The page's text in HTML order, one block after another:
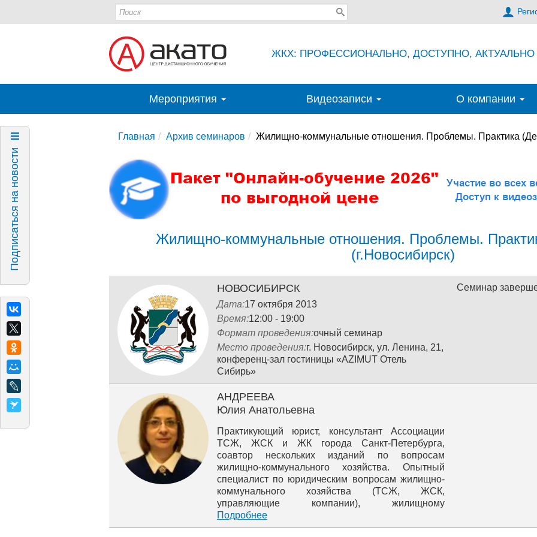
ЖКХ: ПРОФЕССИОНАЛЬНО, ДОСТУПНО, АКТУАЛЬНО
Мероприятия Видеозаписи О компании
Подписаться на новости
Главная Архив семинаров Жилищно-коммунальные отношения. Проблемы. Практика
Жилищно-коммунальные отношения. Проблемы.
(г.Новосибирск)
НОВОСИБИРСК
Дата:17 октября 2013
Время:12:00 - 19:00
Формат проведения:очный семинар
Место проведения:г. Новосибирск, ул. Ленина, 21,
конференц-зал гостиницы «AZIMUT Отель
Сибирь»
Семинар
АНДРЕЕВА
Юлия Анатольевна
Практикующий юрист, консультант Ассоциации
ТСЖ, ЖСК и ЖК города Санкт‐Петербурга,
соавтор нескольких изданий по вопросам
жилищно‐коммунального хозяйства. Опытный
специалист по юридическим вопросам жилищно-
коммунального хозяйства (ТСЖ, ЖСК,
управляющие компании), жилищному
законодательству РФ.
Подробнее